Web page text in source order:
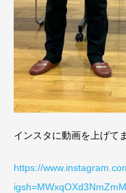
インスタに動画を上げて
https://